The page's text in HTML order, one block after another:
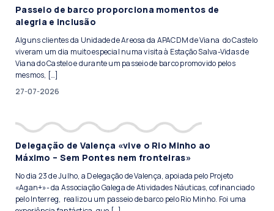
Passeio de barco proporciona momentos de
alegria e inclusão
Alguns clientes da Unidade de Areosa da APACDM de Viana do Castelo
viveram um dia muito especial numa visita à Estação Salva-Vidas de
Viana do Castelo e durante um passeio de barco promovido pelos
mesmos, […]
27-07-2026
Delegação de Valença «vive o Rio Minho ao
Máximo – Sem Pontes nem fronteiras»
No dia 23 de Julho, a Delegação de Valença, apoiada pelo Projeto
«Agan+»- da Associação Galega de Atividades Náuticas, cofinanciado
pelo Interreg, realizou um passeio de barco pelo Rio Minho. Foi uma